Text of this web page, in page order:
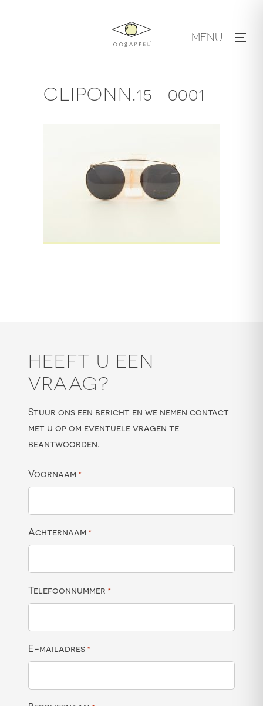
MENU
CLIPONN.15_0001
HEEFT U EEN
VRAAG?
Stuur ons een bericht en we nemen contact
met u op om eventuele vragen te
beantwoorden.
Voornaam *
Achternaam *
Telefoonnummer *
E-mailadres *